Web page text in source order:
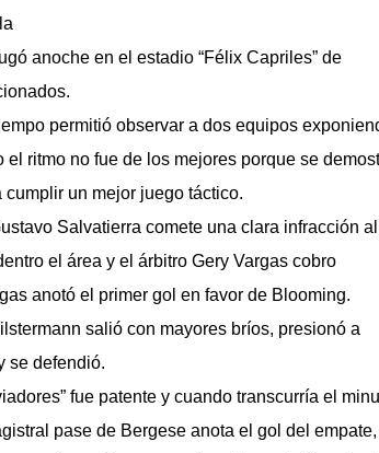
anoche en el estadio “Félix Capriles” de
permitió observar a dos equipos
ritmo no fue de los mejores porque se
un mejor juego táctico.
Salvatierra comete una clara infracción al
el área y el árbitro Gery Vargas cobro
anotó el primer gol en favor de Blooming.
salió con mayores bríos, presionó a
se defendió.
fue patente y cuando transcurría el
pase de Bergese anota el gol del empate,